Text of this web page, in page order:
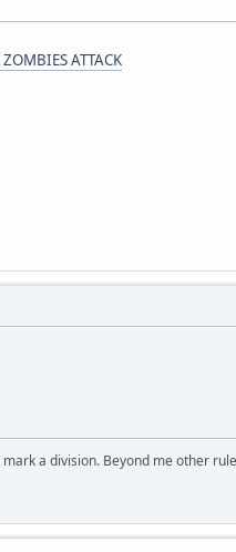
ATTACK
a division. Beyond me other